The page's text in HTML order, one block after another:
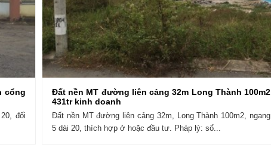
cổng
đối
Đất nền MT đường liên cảng 32m Long Thành 100m2
431tr kinh doanh
Đất nền MT đường liên cảng 32m, Long Thành 100m2, ngang
5 dài 20, thích hợp ở hoặc đầu tư. Pháp lý: sổ...